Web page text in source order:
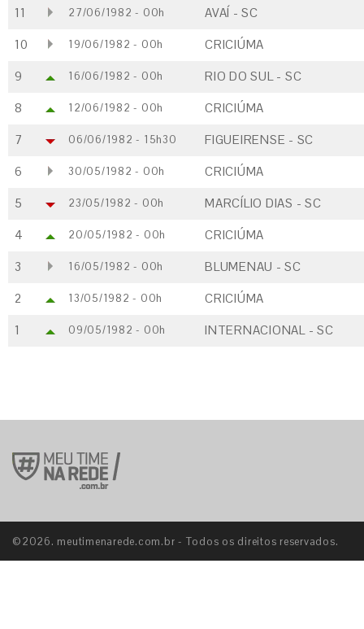
11 27/06/1982 - 00h AVAÍ - SC
10 19/06/1982 - 00h CRICIÚMA
9 16/06/1982 - 00h RIO DO SUL - SC
8 12/06/1982 - 00h CRICIÚMA
7 06/06/1982 - 15h30 FIGUEIRENSE - SC
6 30/05/1982 - 00h CRICIÚMA
5 23/05/1982 - 00h MARCÍLIO DIAS - SC
4 20/05/1982 - 00h CRICIÚMA
3 16/05/1982 - 00h BLUMENAU - SC
2 13/05/1982 - 00h CRICIÚMA
1 09/05/1982 - 00h INTERNACIONAL - SC
©2026. meutimenarede.com.br - Todos os direitos reservados.